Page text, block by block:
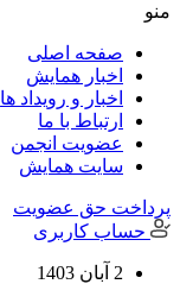
منو
صفحه اصلی
اخبار همایش
اخبار و رویداد ها
ارتباط با ما
عضویت انجمن
سایت همایش
پرداخت حق عضویت
حساب کاربری
2 آبان 1403